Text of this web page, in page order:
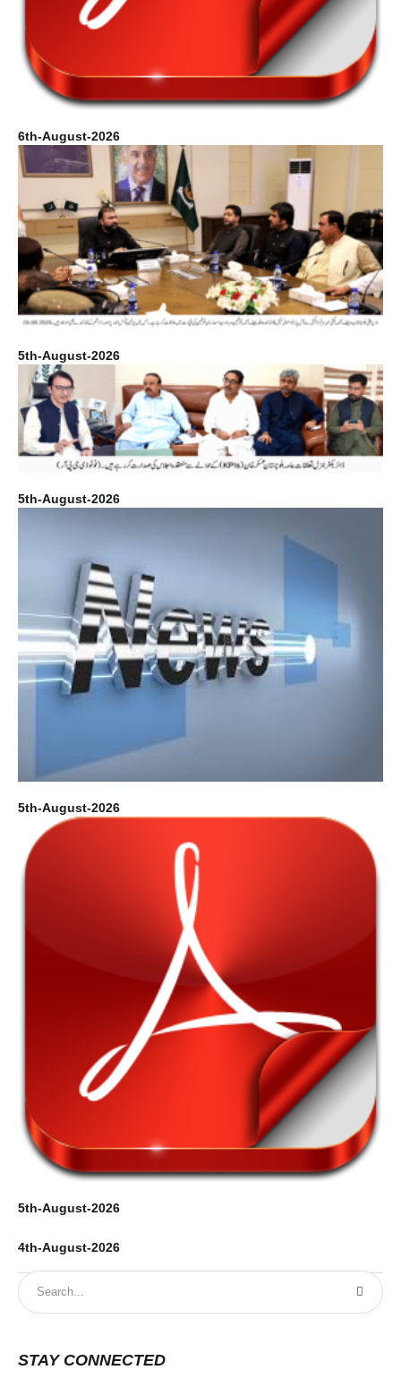
6th-August-2026
5th-August-2026
5th-August-2026
5th-August-2026
5th-August-2026
4th-August-2026
STAY CONNECTED